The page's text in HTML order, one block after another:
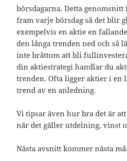
börsdagarna. Detta genomsnitt
fram varje börsdag så det blir
exempelvis en aktie en
den långa trenden ned och så
inte bråttom att bli
din aktiestrategi handlar du
trenden. Ofta ligger aktier i en
trend av en anledning.
Vi tipsar även hur bra det är
när det gäller utdelning, vinst
Nästa avsnitt kommer nästa